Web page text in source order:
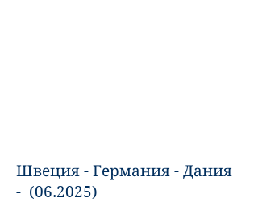
Швеция - Германия - Дания
- (06.2025)